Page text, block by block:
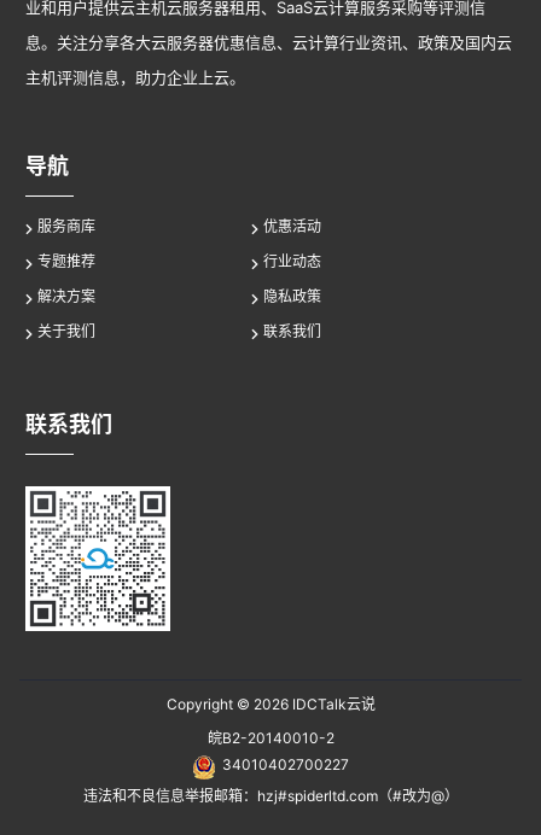
业和用户提供云主机云服务器租用、SaaS云计算服务采购等评测信
息。关注分享各大云服务器优惠信息、云计算行业资讯、政策及国内云
主机评测信息，助力企业上云。
导航
服务商库
优惠活动
专题推荐
行业动态
解决方案
隐私政策
关于我们
联系我们
联系我们
Copyright © 2026IDCTalk云说
皖B2-20140010-2
34010402700227
违法和不良信息举报邮箱：hzj#spiderltd.com（#改为@）